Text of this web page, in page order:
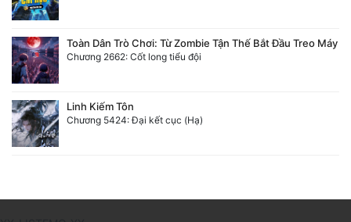
Toàn Dân Trò Chơi: Từ Zombie Tận Thế Bắt Đầu Treo Máy
Chương 2662: Cốt long tiểu đội
Linh Kiếm Tôn
Chương 5424: Đại kết cục (Hạ)